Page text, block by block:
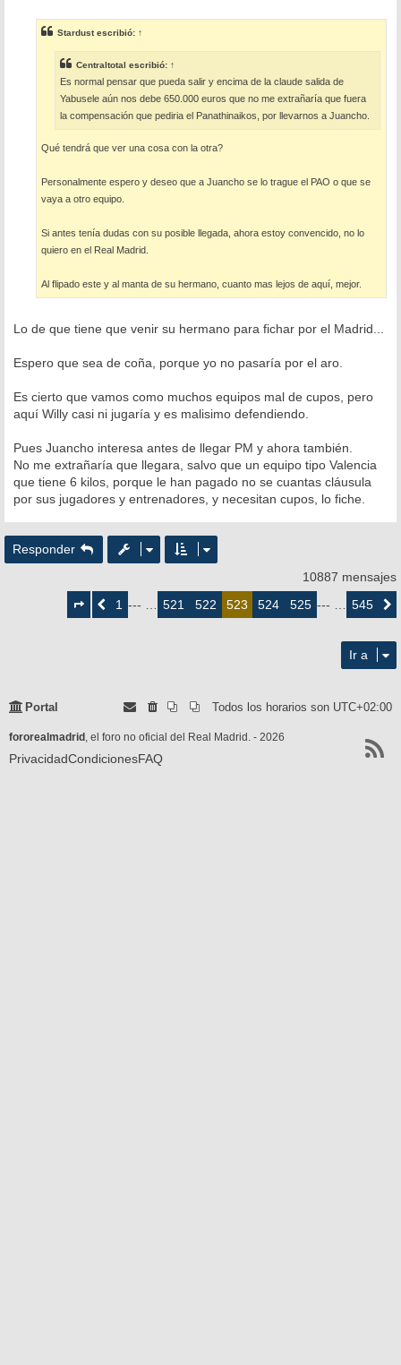
a
j
e
Stardustescribió: ↑
Centraltotal escribió: ↑
Es normal pensar que pueda salir y encima de la claude salida de
Yabusele aún nos debe 650.000 euros que no me extrañaría que fuera
la compensación que pediria el Panathinaikos, por llevarnos a Juancho.
Qué tendrá que ver una cosa con la otra?
Personalmente espero y deseo que a Juancho se lo trague el PAO o que se
vaya a otro equipo.
Si antes tenía dudas con su posible llegada, ahora estoy convencido, no lo
quiero en el Real Madrid.
Al flipado este y al manta de su hermano, cuanto mas lejos de aquí, mejor.
Lo de que tiene que venir su hermano para fichar por el Madrid...
Espero que sea de coña, porque yo no pasaría por el aro.
Es cierto que vamos como muchos equipos mal de cupos, pero
aquí Willy casi ni jugaría y es malisimo defendiendo.
Pues Juancho interesa antes de llegar PM y ahora también.
No me extrañaría que llegara, salvo que un equipo tipo Valencia
que tiene 6 kilos, porque le han pagado no se cuantas cláusula
por sus jugadores y entrenadores, y necesitan cupos, lo fiche.
Responder
10887 mensajes
523
deAnterior
1 --- … 521 522 523 524 525 --- … 545
Ir a
Portal Todos los horarios son UTC+02:00
fororealmadrid , el foro no oficial del Real Madrid. - 2026
PrivacidadCondicionesFAQ